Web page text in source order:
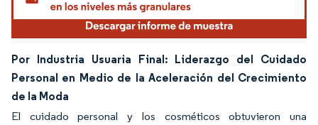
Por Industria Usuaria Final: Liderazgo del Cuidado
Personal en Medio de la Aceleración del Crecimiento
de la Moda
El cuidado personal y los cosméticos obtuvieron una